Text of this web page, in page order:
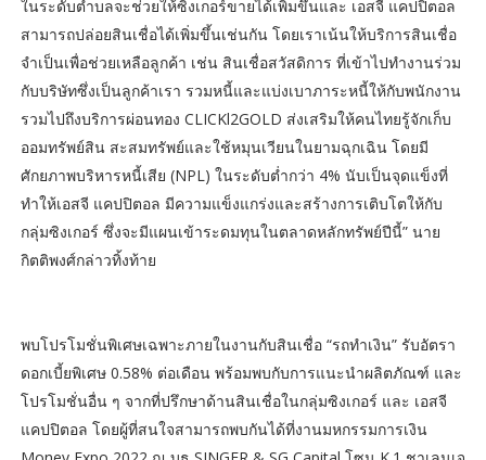
ในระดับตำบลจะช่วยให้ซิงเกอร์ขายได้เพิ่มขึ้นและ เอสจี แคปปิตอล
สามารถปล่อยสินเชื่อได้เพิ่มขึ้นเช่นกัน โดยเราเน้นให้บริการสินเชื่อ
จำเป็นเพื่อช่วยเหลือลูกค้า เช่น สินเชื่อสวัสดิการ ที่เข้าไปทำงานร่วม
กับบริษัทซึ่งเป็นลูกค้าเรา รวมหนี้และแบ่งเบาภาระหนี้ให้กับพนักงาน
รวมไปถึงบริการผ่อนทอง CLICKl2GOLD ส่งเสริมให้คนไทยรู้จักเก็บ
ออมทรัพย์สิน สะสมทรัพย์และใช้หมุนเวียนในยามฉุกเฉิน โดยมี
ศักยภาพบริหารหนี้เสีย (NPL) ในระดับต่ำกว่า 4% นับเป็นจุดแข็งที่
ทำให้เอสจี แคปปิตอล มีความแข็งแกร่งและสร้างการเติบโตให้กับ
กลุ่มซิงเกอร์ ซึ่งจะมีแผนเข้าระดมทุนในตลาดหลักทรัพย์ปีนี้” นาย
กิตติพงศ์กล่าวทิ้งท้าย
พบโปรโมชั่นพิเศษเฉพาะภายในงานกับสินเชื่อ “รถทำเงิน” รับอัตรา
ดอกเบี้ยพิเศษ 0.58% ต่อเดือน พร้อมพบกับการแนะนำผลิตภัณฑ์ และ
โปรโมชั่นอื่น ๆ จากที่ปรึกษาด้านสินเชื่อในกลุ่มซิงเกอร์ และ เอสจี
แคปปิตอล โดยผู้ที่สนใจสามารถพบกันได้ที่งานมหกรรมการเงิน